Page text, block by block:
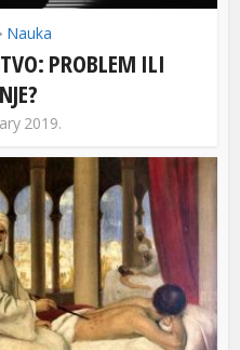
• Nauka
PROBLEM ILI
2019.